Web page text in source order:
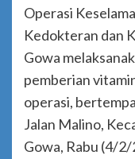
Operasi
Kedokteran dan
Gowa
pemberian
operasi,
Jalan Malino,
Gowa, Rabu (4/